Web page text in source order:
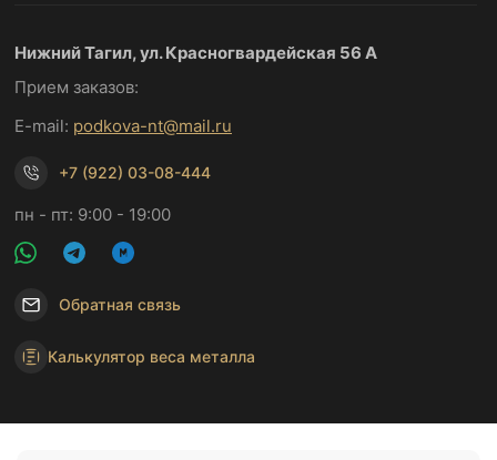
Нижний Тагил, ул. Красногвардейская 56 А
Прием заказов:
E-mail: podkova-nt@mail.ru
+7 (922) 03-08-444
пн - пт: 9:00 - 19:00
Обратная связь
Калькулятор веса металла